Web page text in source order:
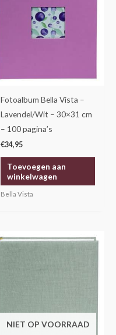
Fotoalbum Bella Vista –
Lavendel/Wit – 30×31 cm
– 100 pagina’s
€34,95
Toevoegen aan
winkelwagen
Bella Vista
NIET OP VOORRAAD